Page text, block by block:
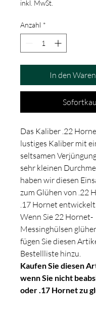
inkl. MwSt.
Anzahl *
In den
Das Kaliber .22
lustiges Kaliber mit
seltsamen
sehr kleinen
haben wir diesen
zum Glühen von .22
.17 Hornet entwickelt.
Wenn Sie 22 Hornet-
Messinghülsen
fügen Sie diesen
Bestellliste hinzu.
Kaufen Sie diesen
wenn Sie nicht
oder .17 Hornet zu